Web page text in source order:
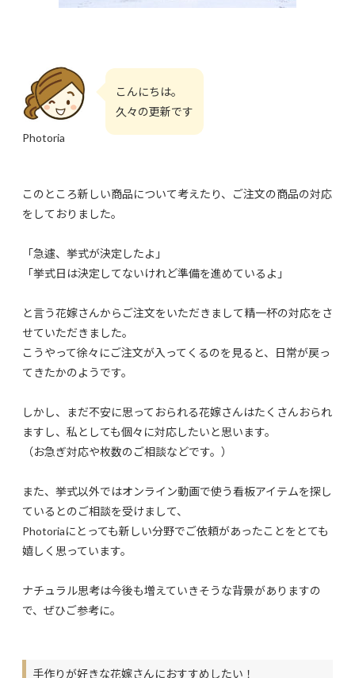
Photoria
こんにちは。
久々の更新です
このところ新しい商品について考えたり、ご注文の商品の対応
をしておりました。
「急遽、挙式が決定したよ」
「挙式日は決定してないけれど準備を進めているよ」
と言う花嫁さんからご注文をいただきまして精一杯の対応をさ
せていただきました。
こうやって徐々にご注文が入ってくるのを見ると、日常が戻っ
てきたかのようです。
しかし、まだ不安に思っておられる花嫁さんはたくさんおられ
ますし、私としても個々に対応したいと思います。
（お急ぎ対応や枚数のご相談などです。）
また、挙式以外ではオンライン動画で使う看板アイテムを探し
ているとのご相談を受けまして、
Photoriaにとっても新しい分野でご依頼があったことをとても
嬉しく思っています。
ナチュラル思考は今後も増えていきそうな背景がありますの
で、ぜひご参考に。
手作りが好きな花嫁さんにおすすめしたい！